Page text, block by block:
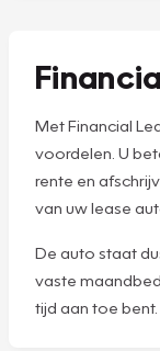
Met Financial
voordelen. U
rente en
van uw lease
De auto staat
vaste
tijd aan toe bent.